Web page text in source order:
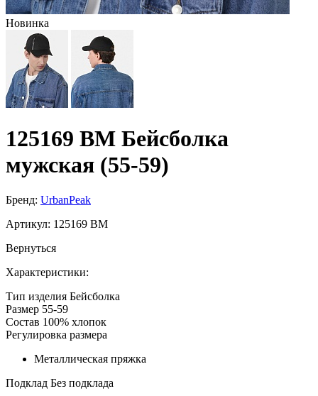
Новинка
125169 BM Бейсболка
мужская (55-59)
Бренд: UrbanPeak
Артикул: 125169 BM
Вернуться
Характеристики:
Тип изделия Бейсболка
Размер 55-59
Состав 100% хлопок
Регулировка размера
Металлическая пряжка
Подклад Без подклада